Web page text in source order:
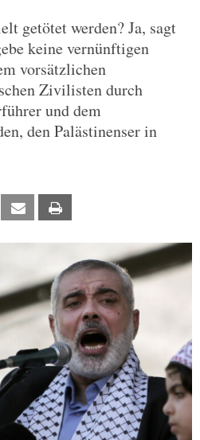
getötet werden? Ja, sagt
keine vernünftigen
vorsätzlichen
Zivilisten durch
und dem
den Palästinenser in
Xing Email